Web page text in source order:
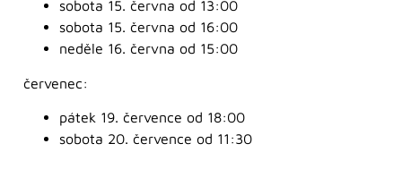
sobota 15. června od 13:00
sobota 15. června od 16:00
neděle 16. června od 15:00
červenec:
pátek 19. července od 18:00
sobota 20. července od 11:30